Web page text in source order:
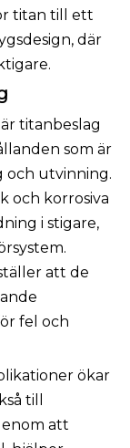
titan till ett
där
titanbeslag
som är
och utvinning.
och korrosiva
i stigare,
att de
fel och
ökar
till
att